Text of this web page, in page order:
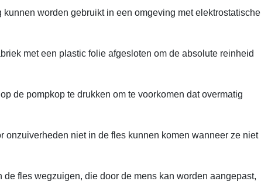
worden gebruikt in een omgeving met elektrostatische
met een plastic folie afgesloten om de absolute reinheid
de pompkop te drukken om te voorkomen dat overmatig
niet in de fles kunnen komen wanneer ze niet
fles wegzuigen, die door de mens kan worden aangepast,